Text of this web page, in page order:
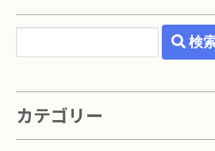
検
カテゴリー